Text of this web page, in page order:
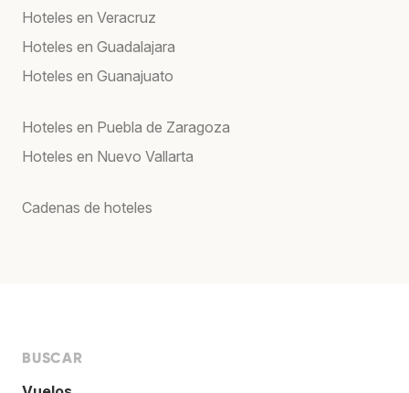
Hoteles en Veracruz
Hoteles en Guadalajara
Hoteles en Guanajuato
Hoteles en Puebla de Zaragoza
Hoteles en Nuevo Vallarta
Cadenas de hoteles
BUSCAR